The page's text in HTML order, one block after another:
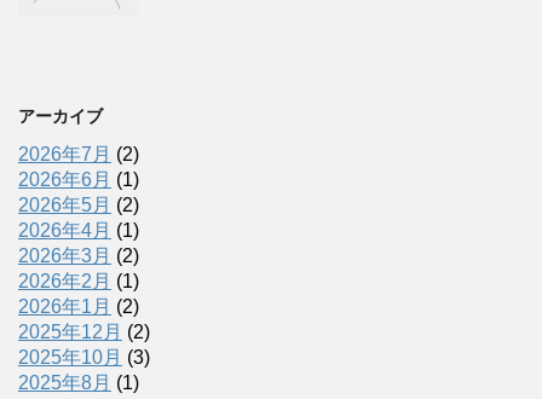
アーカイブ
2026年7月 (2)
2026年6月 (1)
2026年5月 (2)
2026年4月 (1)
2026年3月 (2)
2026年2月 (1)
2026年1月 (2)
2025年12月 (2)
2025年10月 (3)
2025年8月 (1)